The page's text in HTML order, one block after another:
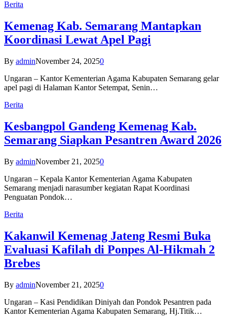
Berita
Kemenag Kab. Semarang Mantapkan
Koordinasi Lewat Apel Pagi
By adminNovember 24, 20250
Ungaran – Kantor Kementerian Agama Kabupaten Semarang gelar
apel pagi di Halaman Kantor Setempat, Senin…
Berita
Kesbangpol Gandeng Kemenag Kab.
Semarang Siapkan Pesantren Award 2026
By adminNovember 21, 20250
Ungaran – Kepala Kantor Kementerian Agama Kabupaten
Semarang menjadi narasumber kegiatan Rapat Koordinasi
Penguatan Pondok…
Berita
Kakanwil Kemenag Jateng Resmi Buka
Evaluasi Kafilah di Ponpes Al-Hikmah 2
Brebes
By adminNovember 21, 20250
Ungaran – Kasi Pendidikan Diniyah dan Pondok Pesantren pada
Kantor Kementerian Agama Kabupaten Semarang, Hj.Titik…